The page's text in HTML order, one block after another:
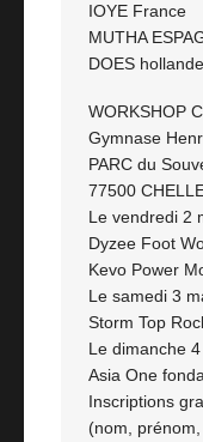
IOYE France
MUTHA
DOES hollande
WORKSHOP
Gymnase
PARC du
77500
Le vendredi 2
Dyzee Foot
Kevo Power
Le samedi 3
Storm Top
Le dimanche
Asia One
Inscriptions
(nom,